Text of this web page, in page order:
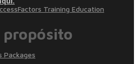
Training Education
Packages
propósito